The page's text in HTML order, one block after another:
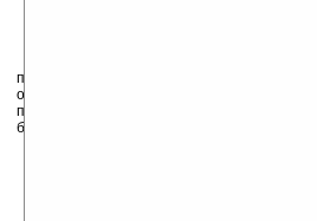
С появлением этого
позволит пользователям не только
органайзера/адресной книги на сервере
пользователей, антиспам и
будет подвержена резервному